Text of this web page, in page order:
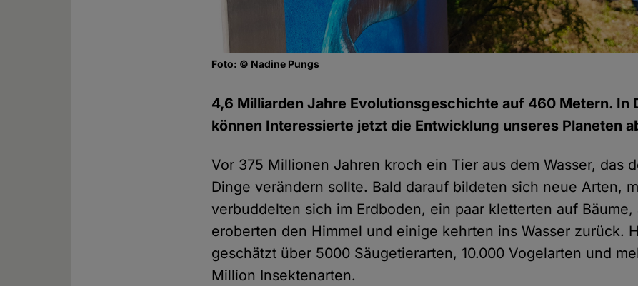
Foto: © Nadine Pungs
4,6 Milliarden Jahre Evolutionsgeschichte auf 460 Metern. In
können Interessierte jetzt die Entwicklung unseres Planeten
Vor 375 Millionen Jahren kroch ein Tier aus dem Wasser, das
Dinge verändern sollte. Bald darauf bildeten sich neue Arten,
verbuddelten sich im Erdboden, ein paar kletterten auf Bäume,
eroberten den Himmel und einige kehrten ins Wasser zurück.
geschätzt über 5000 Säugetierarten, 10.000 Vogelarten und
Million Insektenarten.